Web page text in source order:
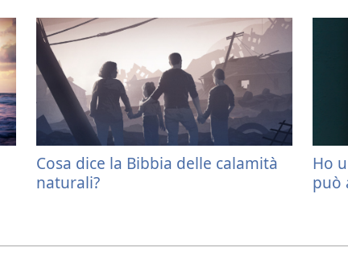
Cosa dice la Bibbia delle calamità
naturali?
Ho
può